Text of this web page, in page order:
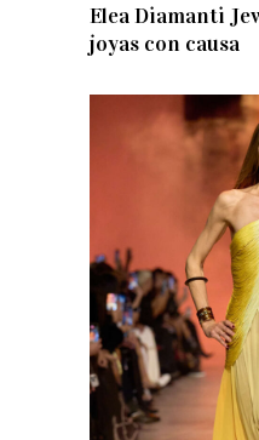
Elea Diamanti
joyas con causa